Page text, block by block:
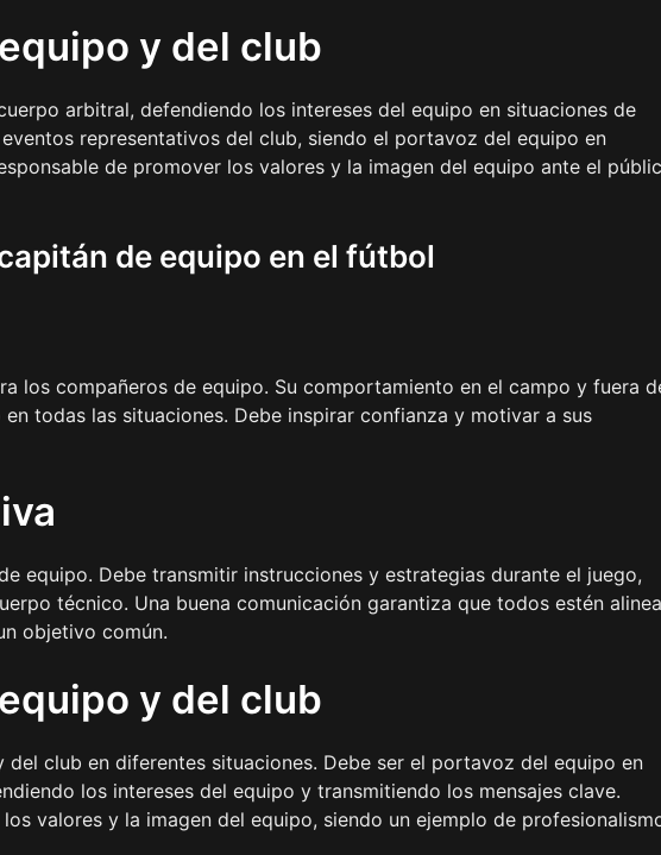
y del club
arbitral, defendiendo los intereses del equipo en situaciones de
representativos del club, siendo el portavoz del equipo en
de promover los valores y la imagen del equipo ante el
de equipo en el fútbol
los compañeros de equipo. Su comportamiento en el campo y fuera
todas las situaciones. Debe inspirar confianza y motivar a sus
equipo. Debe transmitir instrucciones y estrategias durante el juego,
técnico. Una buena comunicación garantiza que todos estén
objetivo común.
y del club
club en diferentes situaciones. Debe ser el portavoz del equipo en
los intereses del equipo y transmitiendo los mensajes clave.
valores y la imagen del equipo, siendo un ejemplo de